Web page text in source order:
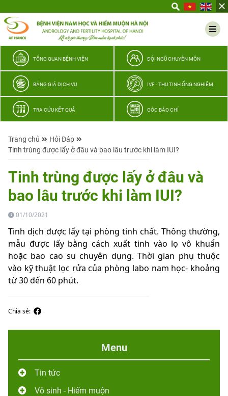
thương
TỔNG QUAN BỆNH VIỆN ĐỘI NGŨ CHUYÊN MÔN
BẢNG GIÁ DỊCH VỤ IVF - THỤ TINH ỐNG NGHIỆM
TRA CỨU KẾT QUẢ GÓC BÁO CHÍ
Trang chủ
Hỏi Đáp
Tinh trùng được lấy ở đâu và bao lâu trước khi làm IUI?
Tinh trùng được lấy ở đâu và
bao lâu trước khi làm IUI?
01/10/2021
Tinh dịch được lấy tại phòng tinh chất. Thông thường,
mẫu được lấy bằng cách xuất tinh vào lọ vô khuẩn
hoặc bao cao su chuyên dụng. Thời gian phụ thuộc
vào kỹ thuật lọc rửa của phòng labo nam học- khoảng
từ 30 đến 60 phút.
Chia sẻ:
Menu
Tin tức
Vô sinh - Hiếm muộn